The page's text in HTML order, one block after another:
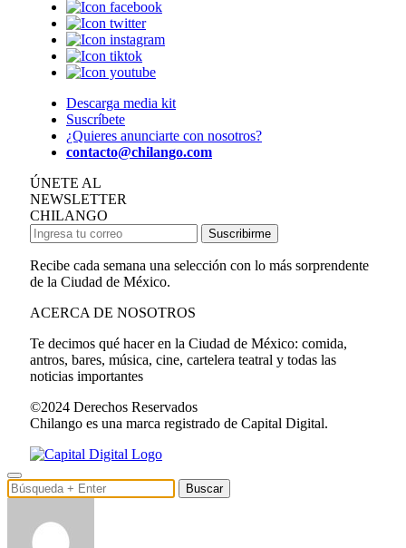
Descarga media kit
Suscríbete
¿Quieres anunciarte con nosotros?
contacto@chilango.com
ÚNETE AL
NEWSLETTER
CHILANGO
Suscribirme
Recibe cada semana una selección con lo más sorprendente
de la Ciudad de México.
ACERCA DE NOSOTROS
Te decimos qué hacer en la Ciudad de México: comida,
antros, bares, música, cine, cartelera teatral y todas las
noticias importantes
©2024 Derechos Reservados
Chilango es una marca registrado de Capital Digital.
Buscar